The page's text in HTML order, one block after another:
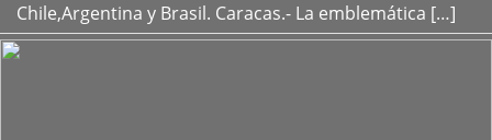
Chile,Argentina y Brasil. Caracas.- La emblemática […]